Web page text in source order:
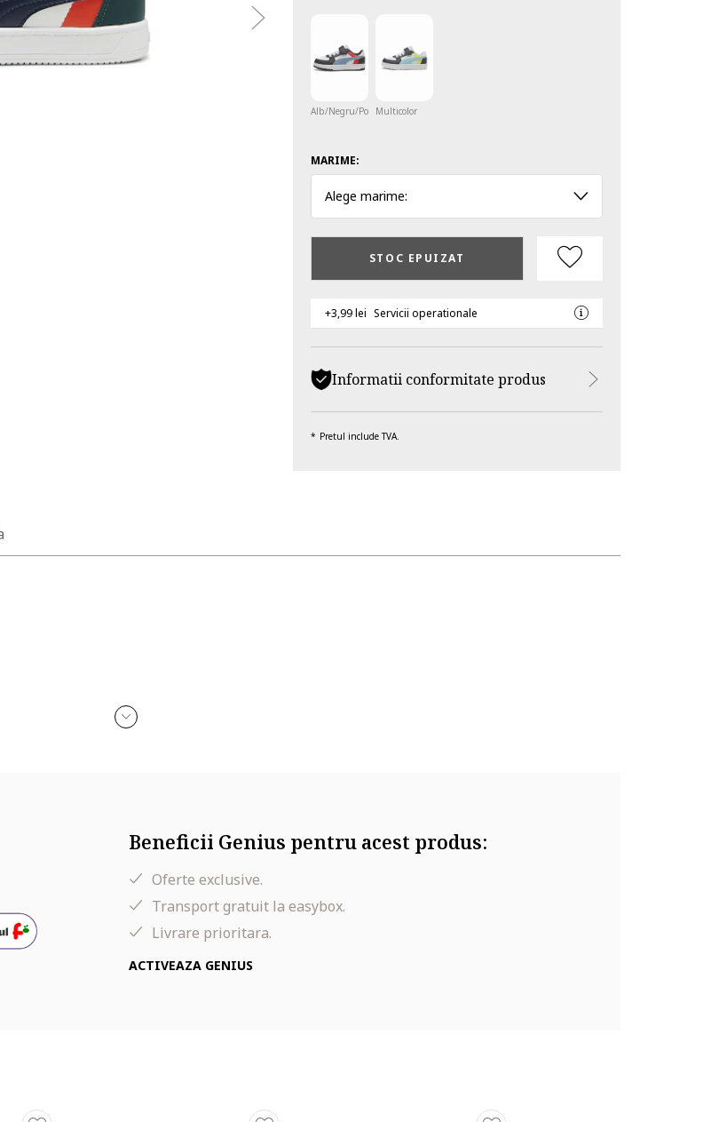
Alb/Negru/Portocaliu
Multicolor
MARIME:
Alege marime:
STOC EPUIZAT
+3,99 lei Servicii operationale
Informatii conformitate produs
Pretul include TVA.
Beneficii Genius pentru acest produs:
Oferte exclusive.
Transport gratuit la easybox.
Livrare prioritara.
ACTIVEAZA GENIUS